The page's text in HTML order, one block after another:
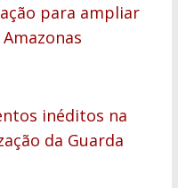
para ampliar
inéditos na
da Guarda